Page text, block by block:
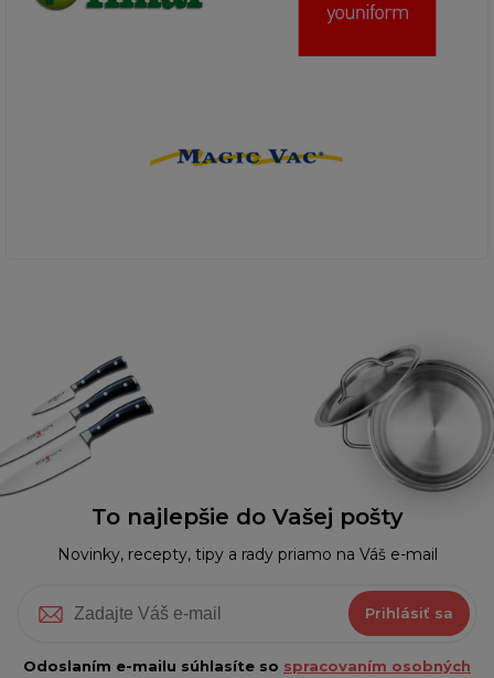
To najlepšie do Vašej pošty
Novinky, recepty, tipy a rady priamo na Váš e-mail
Prihlásiť sa
Odoslaním e-mailu súhlasíte so spracovaním osobných